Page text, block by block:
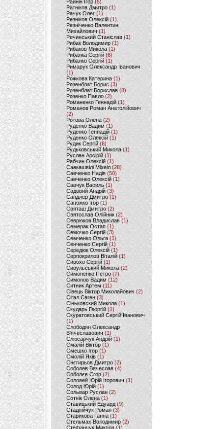
Райнін Ігор(5)
Ратніков Дмитро (1)
Рачук Олег (1)
Резніков Олексій(1)
Резніченко Валентин
Михайлович (1)
Речинський Станіслав (1)
Рибак Володимир(1)
Рибаков Микола(1)
Рибалка Сергій (6)
Рибалко Сергій (1)
Римарук Олександр Іванович
(1)
Рожкова Катерина(1)
Розенблат Борис (3)
Розенблат Борислав (8)
Розенко Павло (2)
Романенко Геннадій (1)
Романов Роман Анатолійович
(2)
Ротова Олена(2)
Руденко Вадим (1)
Руденко Геннадій (1)
Руденко Олексій(1)
Рудик Сергій(6)
Рудьковський Микола (1)
Руслан Арсірій(1)
Рябчин Олексій (1)
Саакашвілі Міхеіл(28)
Савченко Надія (50)
Савченко Олексій(1)
Савчук Василь (1)
Садовий Андрій (3)
Сандлер Дмитро(1)
Сапожко Ігор(1)
Святаш Дмитро (2)
Святослав Олійник (2)
Севрюков Владислав (1)
Семерак Остап (1)
Семочко Сергій (3)
Семченко Ольга (1)
Сенченко Сергій(1)
Середюк Олексій(1)
Серпокрилов Віталій(1)
Сивохо Сергій(1)
Сивульський Микола(2)
Симоненко Петро(7)
Симонов Вадим (12)
Ситник Артем(11)
Сівець Віктор Миколайович(2)
Сігал Євген (3)
Сіньковский Микола(1)
Скударь Георгій (1)
Скуратовський Сергій Іванович
(1)
Слободян Олександр
В'ячеславович(1)
Слюсарчук Андрій(1)
Смалій Віктор (1)
Смешко Ігор (1)
Смолій Яків (1)
Снєгирьов Дмитро (2)
Соболев Вячеслав (4)
Соболєв Єгор(2)
Соловей Юрій Ігорович (1)
Солод Юрій (1)
Сольвар Руслан (2)
Сотнік Олена(1)
Ставицький Едуард (9)
Стаднійчук Роман(3)
Старикова Ганна (1)
Стельмах Володимир(2)
Стефанчук Микола (1)